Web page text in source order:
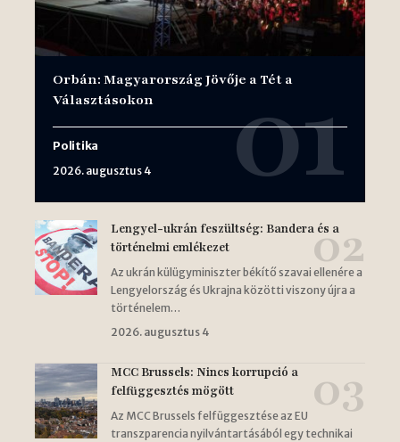
Orbán: Magyarország Jövője a Tét a
Választásokon
Politika
2026. augusztus 4
Lengyel-ukrán feszültség: Bandera és a
történelmi emlékezet
Az ukrán külügyminiszter békítő szavai ellenére a
Lengyelország és Ukrajna közötti viszony újra a
történelem…
2026. augusztus 4
MCC Brussels: Nincs korrupció a
felfüggesztés mögött
Az MCC Brussels felfüggesztése az EU
transzparencia nyilvántartásából egy technikai